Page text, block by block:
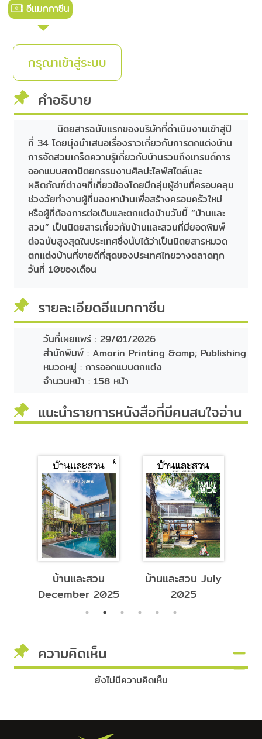
อีแมกกาซีน
กรุณาเข้าสู่ระบบ
คำอธิบาย
นิตยสารฉบับแรกของบริษัทที่ดำเนินงานเข้าสู่ปี
ที่ 34 โดยมุ่งนำเสนอเรื่องราวเกี่ยวกับการตกแต่งบ้าน
การจัดสวนเกร็ดความรู้เกี่ยวกับบ้านรวมถึงเทรนด์การ
ออกแบบสถาปัตยกรรมงานศิลปะไลฟ์สไตล์และ
ผลิตภัณฑ์ต่างๆที่เกี่ยวข้องโดยมีกลุ่มผู้อ่านที่ครอบคลุม
ช่วงวัยทำงานผู้ที่มองหาบ้านเพื่อสร้างครอบครัวใหม่
หรือผู้ที่ต้องการต่อเติมและตกแต่งบ้านวันนี้ “บ้านและ
สวน” เป็นนิตยสารเกี่ยวกับบ้านและสวนที่มียอดพิมพ์
ต่อฉบับสูงสุดในประเทศซึ่งนับได้ว่าเป็นนิตยสารหมวด
ตกแต่งบ้านที่ขายดีที่สุดของประเทศไทยวางตลาดทุก
วันที่ 10ของเดือน
รายละเอียดอีแมกกาซีน
วันที่เผยแพร่ : 29/01/2026
สำนักพิมพ์ : Amarin Printing &amp; Publishing
หมวดหมู่ : การออกแบบตกแต่ง
จำนวนหน้า : 158 หน้า
แนะนำรายการหนังสือที่มีคนสนใจอ่าน
บ้านและสวน
December 2025
บ้านและสวน July
2025
ความคิดเห็น
ยังไม่มีความคิดเห็น